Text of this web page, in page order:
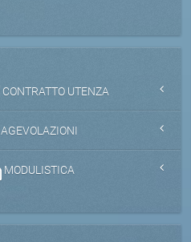
CONTRATTO UTENZA
AGEVOLAZIONI
MODULISTICA